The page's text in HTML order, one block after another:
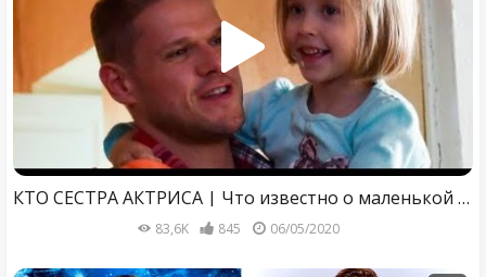
КТО СЕСТРА АКТРИСА | Что известно о маленькой актрисе Виталии Корниенко
83,6K 845 06/05/2020